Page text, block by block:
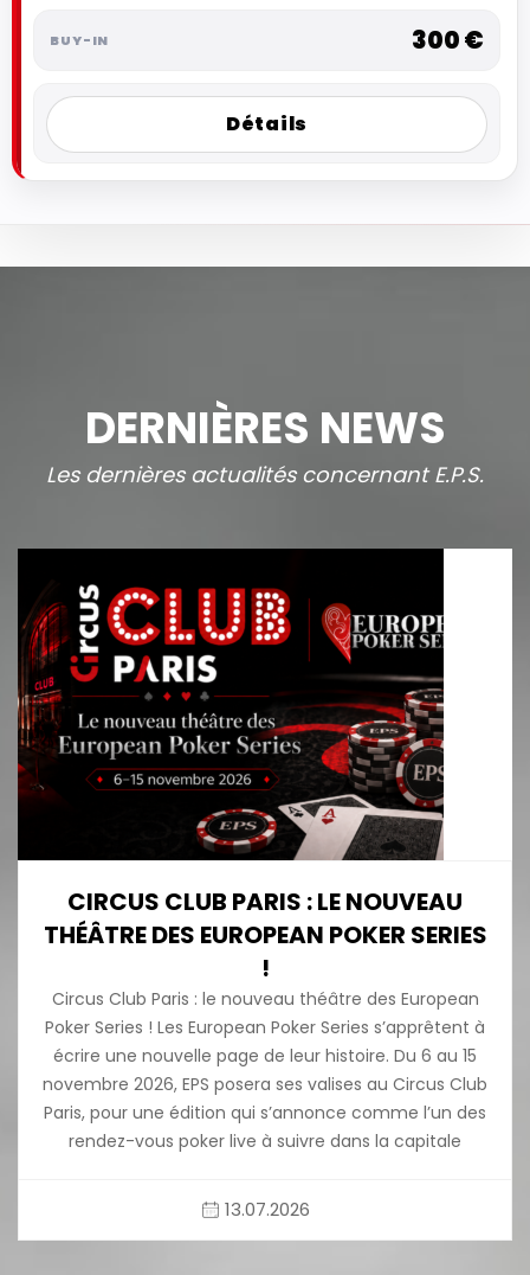
300 €
Détails
DERNIÈRES NEWS
Les dernières actualités concernant E.P.S.
CIRCUS CLUB PARIS : LE NOUVEAU
THÉÂTRE DES EUROPEAN POKER SERIES
!
Circus Club Paris : le nouveau théâtre des European
Poker Series ! Les European Poker Series s’apprêtent à
écrire une nouvelle page de leur histoire. Du 6 au 15
novembre 2026, EPS posera ses valises au Circus Club
Paris, pour une édition qui s’annonce comme l’un des
rendez-vous poker live à suivre dans la capitale
13.07.2026